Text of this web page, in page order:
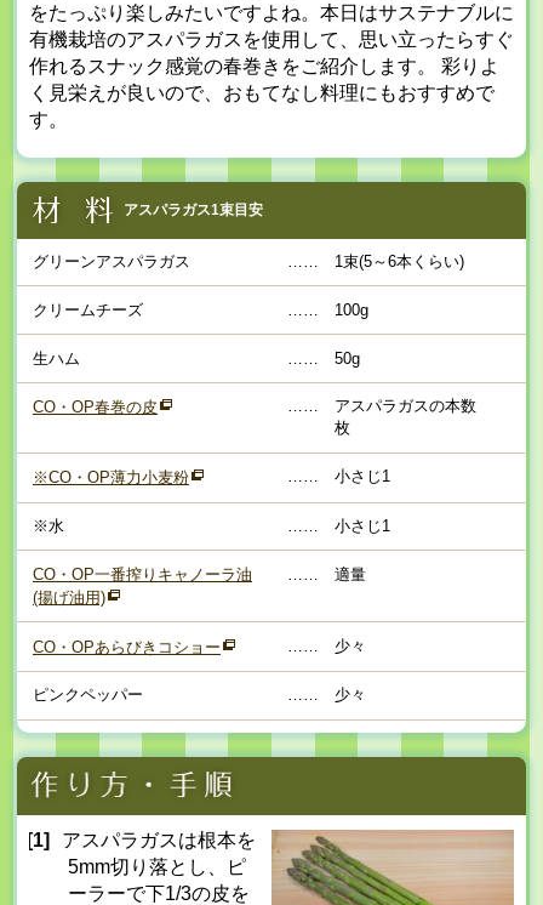
をたっぷり楽しみたいですよね。本日はサステナブルに
有機栽培のアスパラガスを使用して、思い立ったらすぐ
作れるスナック感覚の春巻きをご紹介します。 彩りよ
く見栄えが良いので、おもてなし料理にもおすすめで
す。
アスパラガス1束目安
グリーンアスパラガス …… 1束(5～6本くらい)
クリームチーズ 100g
生ハム 50g
CO・OP春巻の皮 ……
アスパラガスの本数
枚
※CO・OP薄力小麦粉 …… 小さじ1
※水 小さじ1
CO・OP一番搾りキャノーラ油
(揚げ油用)
適量
CO・OPあらびきコショー 少々
ピンクペッパー …… 少々
[1]
アスパラガスは根本を
5mm切り落とし、ピ
ーラーで下1/3の皮を